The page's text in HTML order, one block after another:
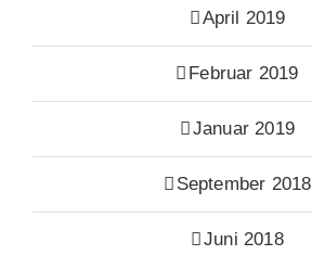
April 2019
Februar 2019
Januar 2019
September 2018
Juni 2018